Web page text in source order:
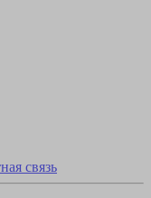
связь